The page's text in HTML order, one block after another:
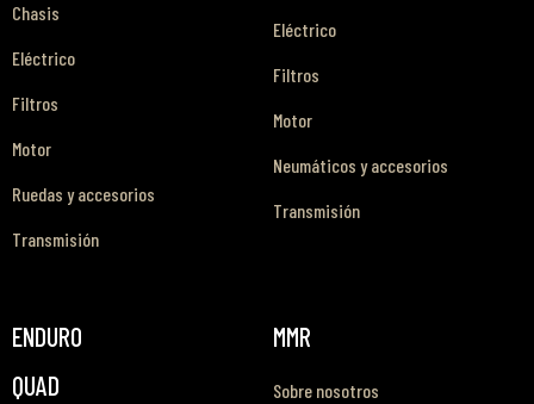
Chasis
Eléctrico
Filtros
Motor
Ruedas y accesorios
Transmisión
Eléctrico
Filtros
Motor
Neumáticos y accesorios
Transmisión
ENDURO
QUAD
MMR
Sobre nosotros